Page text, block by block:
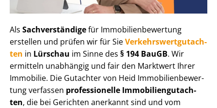
Als Sachverständigefür Im­mo­bi­li­en­be­wer­tung
erstellen und prüfen wir für SieVer­kehrs­wert­gut­ach­
ten in Lürschau im Sinne des § 194 BauGB. Wir
ermitteln unabhängig und fair den Marktwert Ihrer
Immobilie. Die Gutachter von Heid Im­mo­bi­li­en­be­wer­
tung verfassen professionelle Im­mo­bi­li­en­gut­ach­
ten, die bei Gerichten anerkannt sind und vom